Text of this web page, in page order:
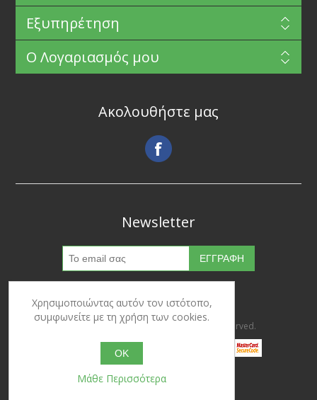
Εξυπηρέτηση
Ο Λογαριασμός μου
Ακολουθήστε μας
Newsletter
Copyright © 2026 Ypertrofes. All rights reserved.
Powered bynopCommerce
Χρησιμοποιώντας αυτόν τον ιστότοπο,
συμφωνείτε με τη χρήση των cookies.
OK
Μάθε Περισσότερα